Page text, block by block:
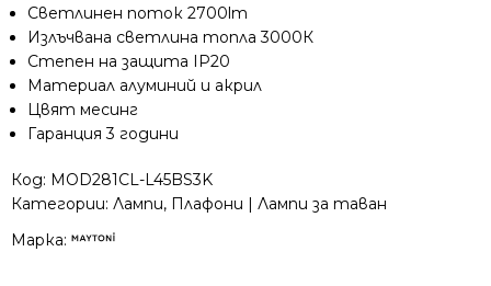
Светлинен поток 2700lm
Излъчвана светлина топла 3000К
Степен на защита IP20
Материал алуминий и акрил
Цвят месинг
Гаранция 3 години
Код: MOD281CL-L45BS3K
Категории: Лампи, Плафони | Лампи за таван
Марка: